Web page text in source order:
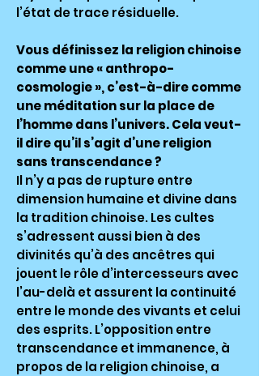
l’état de trace résiduelle.
Vous définissez la religion chinoise
comme une « anthropo-
cosmologie », c’est-à-dire comme
une méditation sur la place de
l’homme dans l’univers. Cela veut-
il dire qu’il s’agit d’une religion
sans transcendance ?
Il n’y a pas de rupture entre
dimension humaine et divine dans
la tradition chinoise. Les cultes
s’adressent aussi bien à des
divinités qu’à des ancêtres qui
jouent le rôle d’intercesseurs avec
l’au-delà et assurent la continuité
entre le monde des vivants et celui
des esprits. L’opposition entre
transcendance et immanence, à
propos de la religion chinoise, a